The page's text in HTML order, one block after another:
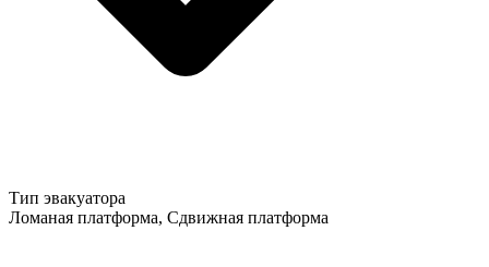
Тип эвакуатора
Ломаная платформа, Сдвижная платформа